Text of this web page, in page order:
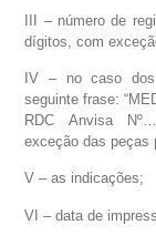
III – número de
dígitos, com
IV – no caso dos
seguinte frase:
RDC Anvisa
exceção das peças
V – as indicações;
VI – data de